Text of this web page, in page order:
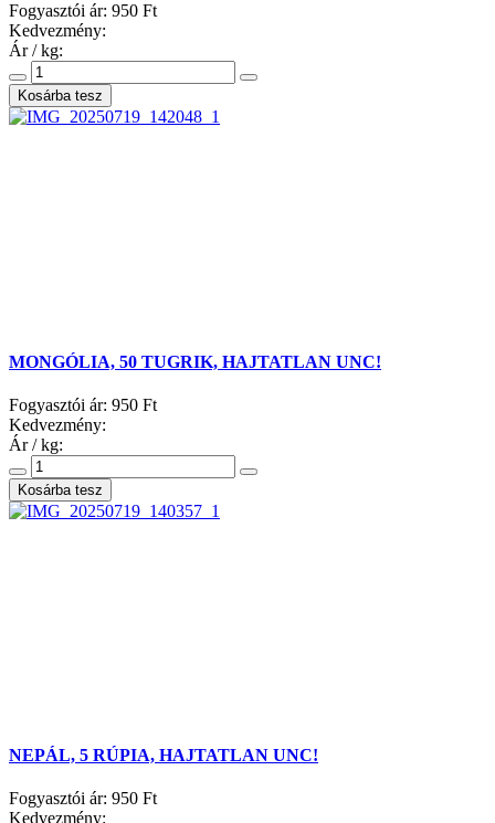
Fogyasztói ár: 950 Ft
Kedvezmény:
Ár / kg:
MONGÓLIA, 50 TUGRIK, HAJTATLAN UNC!
Fogyasztói ár: 950 Ft
Kedvezmény:
Ár / kg:
NEPÁL, 5 RÚPIA, HAJTATLAN UNC!
Fogyasztói ár: 950 Ft
Kedvezmény: